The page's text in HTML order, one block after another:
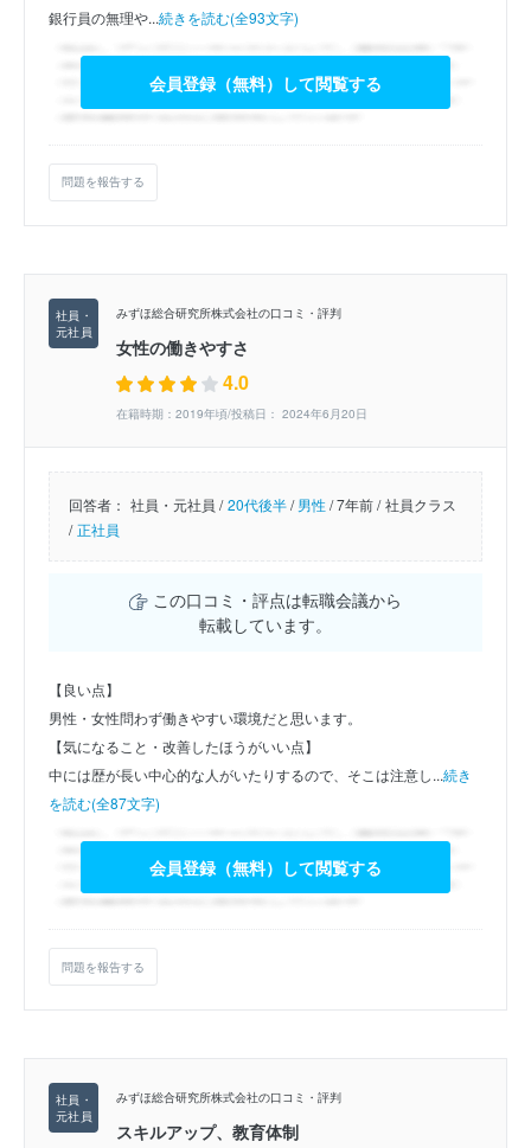
銀行員の無理や...続きを読む(全93文字)
会員登録（無料）して閲覧する
問題を報告する
みずほ総合研究所株式会社の口コミ・評判
女性の働きやすさ
4.0
在籍時期：2019年頃/投稿日： 2024年6月20日
回答者： 社員・元社員 / 20代後半/男性/7年前 / 社員クラス
/ 正社員
この口コミ・評点は転職会議から
転載しています。
【良い点】
男性・女性問わず働きやすい環境だと思います。
【気になること・改善したほうがいい点】
中には歴が長い中心的な人がいたりするので、そこは注意し...続き
を読む(全87文字)
会員登録（無料）して閲覧する
問題を報告する
みずほ総合研究所株式会社の口コミ・評判
スキルアップ、教育体制